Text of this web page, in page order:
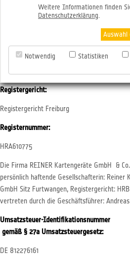
Weitere Informationen finden
Datenschutzerklärung
Auswahl
Notwendig Statistiken
E-Mail:
Registergericht:
Registergericht Freiburg
Registernummer:
HRA610775
Die Firma REINER Kartengeräte GmbH &
persönlich haftende Gesellschafterin: Reiner
GmbH Sitz Furtwangen, Registergericht:
vertreten durch die Geschäftsführer:
Umsatzsteuer-Identifikationsnummer
gemäß § 27a Umsatzsteuergesetz:
DE 812276161